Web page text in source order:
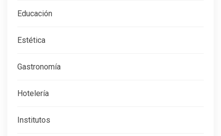
Educación
Estética
Gastronomía
Hotelería
Institutos